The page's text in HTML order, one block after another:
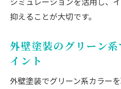
抑えることが大切です。
外壁塗装のグリーン
イント
外壁塗装でグリーン系カラー